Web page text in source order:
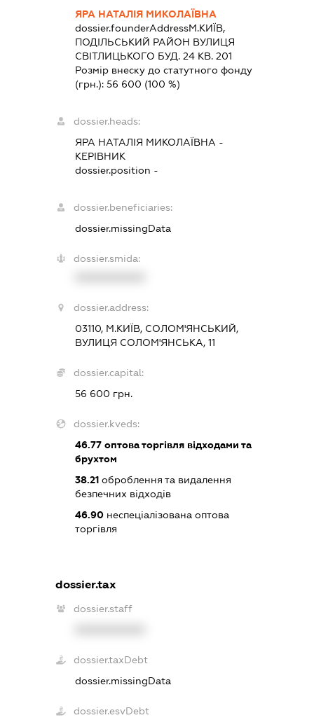
ЯРА НАТАЛІЯ МИКОЛАЇВНА
dossier.founderAddressМ.КИЇВ,
ПОДІЛЬСЬКИЙ РАЙОН ВУЛИЦЯ
СВІТЛИЦЬКОГО БУД. 24 КВ. 201
Розмір внеску до статутного фонду
(грн.): 56 600 (100 %)
dossier.heads:
ЯРА НАТАЛІЯ МИКОЛАЇВНА -
КЕРІВНИК
dossier.position -
dossier.beneficiaries:
dossier.missingData
dossier.smida:
dossier.address:
03110, М.КИЇВ, СОЛОМ'ЯНСЬКИЙ,
ВУЛИЦЯ СОЛОМ'ЯНСЬКА, 11
dossier.capital:
56 600 грн.
dossier.kveds:
46.77оптова торгівля відходами та
брухтом
38.21оброблення та видалення
безпечних відходів
46.90неспеціалізована оптова
торгівля
dossier.tax
dossier.staff
dossier.taxDebt
dossier.missingData
dossier.esvDebt